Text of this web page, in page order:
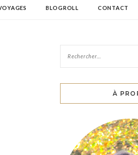
BLOGROLL CONTACT
À